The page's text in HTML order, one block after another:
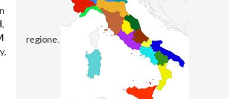
,
regione.